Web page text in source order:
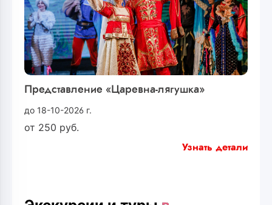
Представление «Царевна-лягушка»
до 18-10-2026 г.
от 250 руб.
Узнать детали